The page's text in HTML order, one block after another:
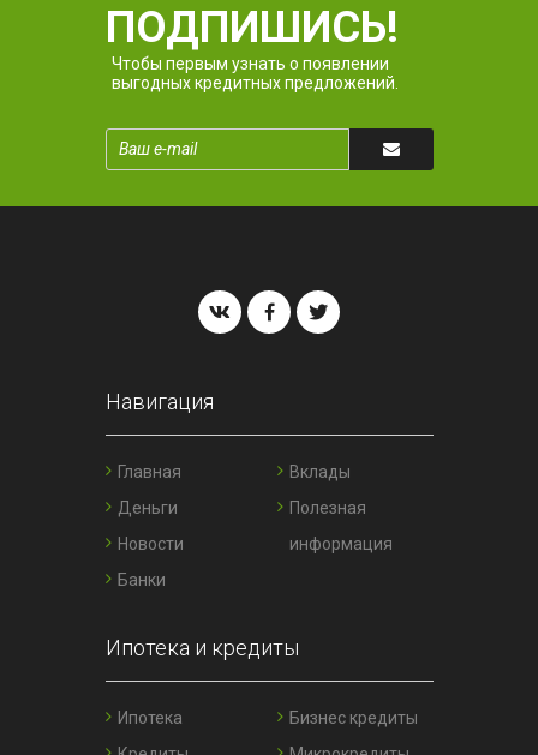
ПОДПИШИСЬ!
Чтобы первым узнать о появлении
выгодных кредитных предложений.
Навигация
Главная
Деньги
Новости
Банки
Вклады
Полезная
информация
Ипотека и кредиты
Ипотека
Бизнес кредиты